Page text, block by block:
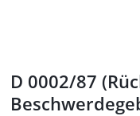
D 0002/87